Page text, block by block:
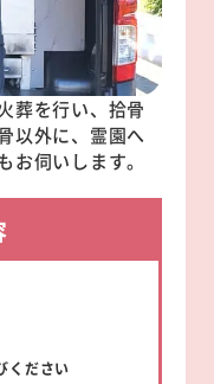
葬を行い、拾骨
以外に、霊園へ
お伺いします。
ください